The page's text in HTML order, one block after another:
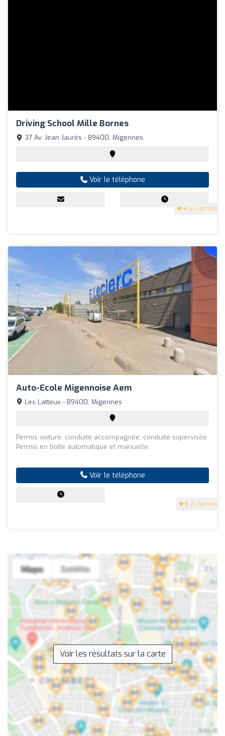
Driving School Mille Bornes
4 (27 Opinions)
37 Av. Jean Jaurès - 89400, Migennes
Voir le téléphone
Auto-Ecole Migennoise Aem
5 (5 Opinions)
Les Latteux - 89400, Migennes
Permis voiture, conduite accompagnée, conduite supervisée.
Permis en boîte automatique et manuelle.
Voir le téléphone
Voir les résultats sur la carte